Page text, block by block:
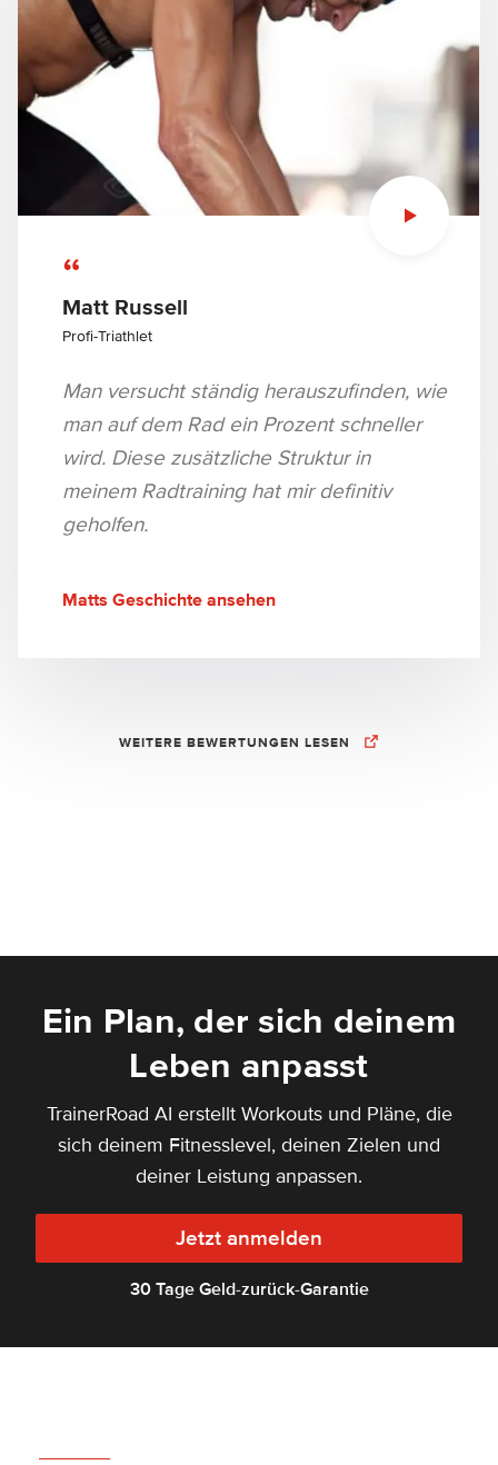
“
Matt Russell
Profi-Triathlet
Man versucht ständig herauszufinden, wie
man auf dem Rad ein Prozent schneller
wird. Diese zusätzliche Struktur in
meinem Radtraining hat mir definitiv
geholfen.
Matts Geschichte ansehen
WEITERE BEWERTUNGEN LESEN
Ein Plan, der sich deinem
Leben anpasst
TrainerRoad AI erstellt Workouts und Pläne, die
sich deinem Fitnesslevel, deinen Zielen und
deiner Leistung anpassen.
Jetzt anmelden
30 Tage Geld-zurück-Garantie